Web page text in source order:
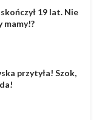
19 lat. Nie
mamy!?
przytyła! Szok,